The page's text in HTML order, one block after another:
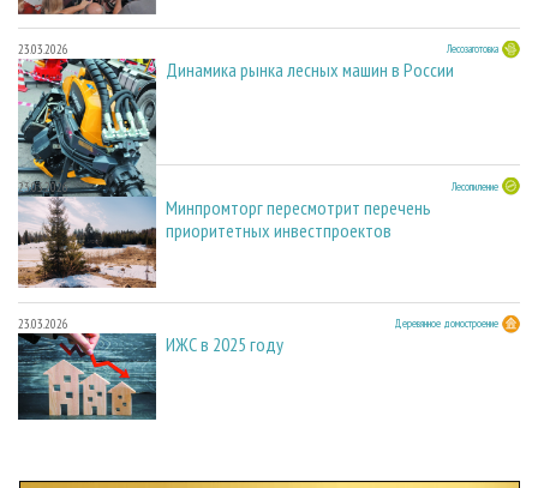
23.03.2026 Лесозаготовка
Динамика рынка лесных машин в России
23.03.2026 Лесопиление
Минпромторг пересмотрит перечень
приоритетных инвестпроектов
23.03.2026 Деревянное домостроение
ИЖС в 2025 году